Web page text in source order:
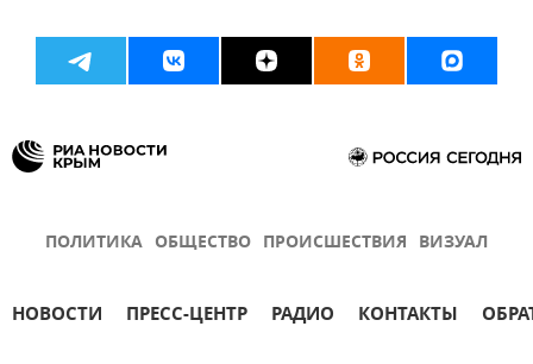
ПОЛИТИКА ОБЩЕСТВО ПРОИСШЕСТВИЯ ВИЗУАЛ
НОВОСТИ ПРЕСС-ЦЕНТР РАДИО КОНТАКТЫ